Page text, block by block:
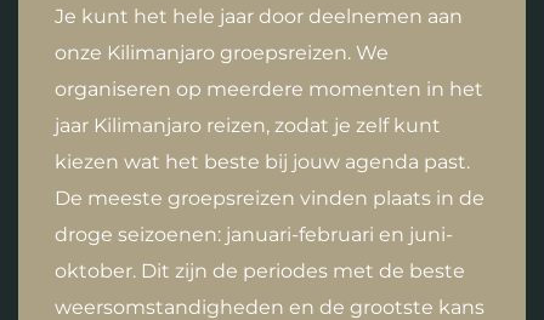
Je kunt het hele jaar door deelnemen aan
onze Kilimanjaro groepsreizen. We
organiseren op meerdere momenten in het
jaar Kilimanjaro reizen, zodat je zelf kunt
kiezen wat het beste bij jouw agenda past.
De meeste groepsreizen vinden plaats in de
droge seizoenen: januari-februari en juni-
oktober. Dit zijn de periodes met de beste
weersomstandigheden en de grootste kans